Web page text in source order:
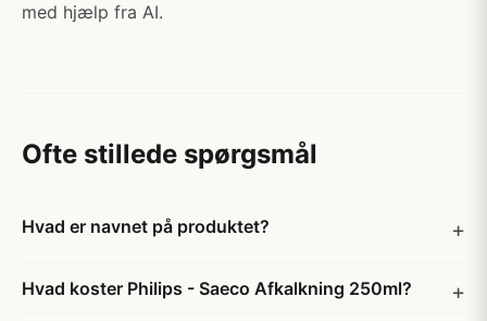
med hjælp fra AI.
Ofte stillede spørgsmål
Hvad er navnet på produktet?
Hvad koster Philips - Saeco Afkalkning 250ml?